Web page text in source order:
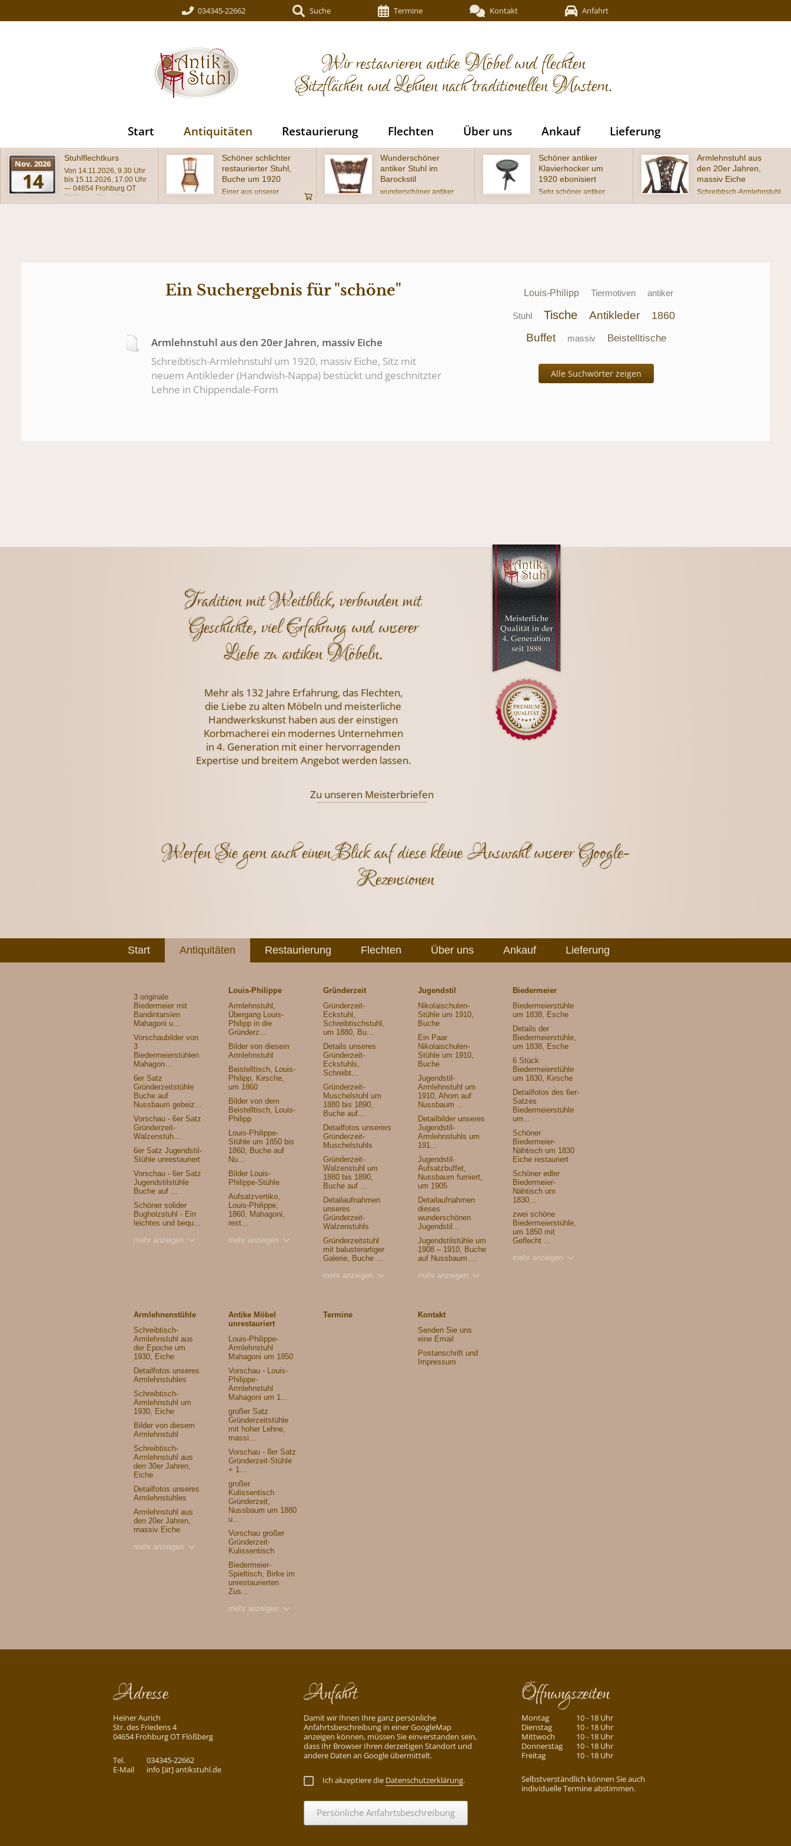
034345-22662 Suche Termine Kontakt Anfahrt
Wir restaurieren antike Möbel und flechten
Sitzflächen und Lehnen nach traditionellen Mustern.
Start Antiquitäten Restaurierung Flechten Über uns Ankauf Lieferung
Schöner schlichter
restaurierter Stuhl,
Buche um 1920
Einer aus unserer
Wunderschöner
antiker Stuhl im
Barockstil
wunderschöner antiker
Schöner antiker
Klavierhocker um
1920 ebonisiert
Sehr schöner antiker
Armlehnstuhl aus
den 20er Jahren,
massiv Eiche
Schreibtisch-Armlehnstuhl
Schöner antiker
Gründerzeit-
Muschel-Stuhl um
1880
wunderschöner Muschel-
Ein Suchergebnis für "schöne"
Armlehnstuhl aus den 20er Jahren, massiv Eiche
Schreibtisch-Armlehnstuhl um 1920, massiv Eiche, Sitz mit
neuem Antikleder (Handwish-Nappa) bestückt und geschnitzter
Lehne in Chippendale-Form
Louis-Philipp Tiermotiven antiker
Stuhl Tische Antikleder 1860
Buffet massiv Beistelltische
Alle Suchwörter zeigen
Tradition mit Weitblick, verbunden mit
Geschichte, viel Erfahrung und unserer
Liebe zu antiken Möbeln.
Mehr als 132 Jahre Erfahrung, das Flechten,
die Liebe zu alten Möbeln und meisterliche
Handwerkskunst haben aus der einstigen
Korbmacherei ein modernes Unternehmen
in 4. Generation mit einer hervorragenden
Expertise und breitem Angebot werden lassen.
Zu unseren Meisterbriefen
Werfen Sie gern auch einen Blick auf diese kleine Auswahl unserer Google-
Rezensionen
Start Antiquitäten Restaurierung Flechten Über uns Ankauf Lieferung
3 originale
Biedermeier mit
Bandintarsien
Mahagoni u...
Vorschaubilder von
3
Biedermeierstühlen
Mahagon...
6er Satz
Gründerzeitstühle
Buche auf
Nussbaum gebeiz...
Vorschau - 6er Satz
Gründerzeit-
Walzenstüh...
6er Satz Jugendstil-
Stühle unrestauriert
Vorschau - 6er Satz
Jugendstilstühle
Buche auf ...
Schöner solider
Bugholzstuhl - Ein
leichtes und bequ...
mehr anzeigen
Louis-Philippe
Armlehnstuhl,
Übergang Louis-
Philipp in die
Gründerz...
Bilder von diesem
Armlehnstuhl
Beistelltisch, Louis-
Philipp, Kirsche,
um 1860
Bilder von dem
Beistelltisch, Louis-
Philipp
Louis-Philippe-
Stühle um 1850 bis
1860, Buche auf
Nu...
Bilder Louis-
Philippe-Stühle
Aufsatzvertiko,
Louis-Philippe,
1860, Mahagoni,
rest...
mehr anzeigen
Gründerzeit
Gründerzeit-
Eckstuhl,
Schreibtischstuhl,
um 1880, Bu...
Details unseres
Gründerzeit-
Eckstuhls,
Schreibt...
Gründerzeit-
Muschelstuhl um
1880 bis 1890,
Buche auf...
Detailfotos unserers
Gründerzeit-
Muschelstuhls
Gründerzeit-
Walzenstuhl um
1880 bis 1890,
Buche auf ...
Detailaufnahmen
unseres
Gründerzeit-
Walzenstuhls
Gründerzeitstuhl
mit balusterartiger
Galerie, Buche ...
mehr anzeigen
Jugendstil
Nikolaischulen-
Stühle um 1910,
Buche
Ein Paar
Nikolaischulen-
Stühle um 1910,
Buche
Jugendstil-
Armlehnstuhl um
1910, Ahorn auf
Nussbaum ...
Detailbilder unseres
Jugendstil-
Armlehnstuhls um
191...
Jugendstil-
Aufsatzbuffet,
Nussbaum furniert,
um 1905
Detailaufnahmen
dieses
wunderschönen
Jugendstil...
Jugendstilstühle um
1908 – 1910, Buche
auf Nussbaum ...
mehr anzeigen
Biedermeier
Biedermeierstühle
um 1838, Esche
Details der
Biedermeierstühle,
um 1838, Esche
6 Stück
Biedermeierstühle
um 1830, Kirsche
Detailfotos des 6er-
Satzes
Biedermeierstühle
um...
Schöner
Biedermeier-
Nähtisch um 1830
Eiche restauriert
Schöner edler
Biedermeier-
Nähtisch um
1830...
zwei schöne
Biedermeierstühle,
um 1850 mit
Geflecht ...
mehr anzeigen
Armlehnenstühle
Schreibtisch-
Armlehnstuhl aus
der Epoche um
1930, Eiche
Detailfotos unseres
Armlehnstuhles
Schreibtisch-
Armlehnstuhl um
1930, Eiche
Bilder von diesem
Armlehnstuhl
Schreibtisch-
Armlehnstuhl aus
den 30er Jahren,
Eiche
Detailfotos unseres
Armlehnstuhles
Armlehnstuhl aus
den 20er Jahren,
massiv Eiche
mehr anzeigen
Antike Möbel
unrestauriert
Louis-Philippe-
Armlehnstuhl
Mahagoni um 1850
Vorschau - Louis-
Philippe-
Armlehnstuhl
Mahagoni um 1...
großer Satz
Gründerzeitstühle
mit hoher Lehne,
massi...
Vorschau - 8er Satz
Gründerzeit-Stühle
+ 1...
großer
Kulissentisch
Gründerzeit,
Nussbaum um 1880
u...
Vorschau großer
Gründerzeit-
Kulissentisch
Biedermeier-
Spieltisch, Birke im
unrestaurierten
Zus...
mehr anzeigen
Termine
Kontakt
Senden Sie uns
eine Email
Postanschrift und
Impressum
Adresse
Heiner Aurich
Str. des Friedens 4
04654 Frohburg OT Flößberg
Tel.
034345-22662
E-Mail
info [ät] antikstuhl.de
Öffnungszeiten
Montag
10 - 18 Uhr
Dienstag
10 - 18 Uhr
Mittwoch
10 - 18 Uhr
Donnerstag
10 - 18 Uhr
Freitag
10 - 18 Uhr
Selbstverständlich können Sie auch
individuelle Termine abstimmen.
Anfahrt
Damit wir Ihnen Ihre ganz persönliche
Anfahrtsbeschreibung in einer GoogleMap
anzeigen können, müssen Sie einverstanden sein,
dass Ihr Browser Ihren derzeitigen Standort und
andere Daten an Google übermittelt.
Ich akzeptiere die Datenschutzerklärung.
Persönliche Anfahrtsbeschreibung